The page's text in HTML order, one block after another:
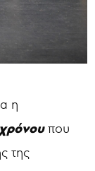
η
που
της